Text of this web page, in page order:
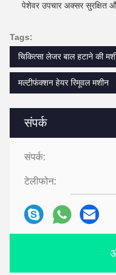
संपर्क
संपर्क:
टेलीफोन:
पेशेवर उपचार अक्सर सुरक्षित
Tags:
चिकित्सा लेजर बाल हटाने की
मल्टीफंक्शन हेयर रिमूवल मशीन